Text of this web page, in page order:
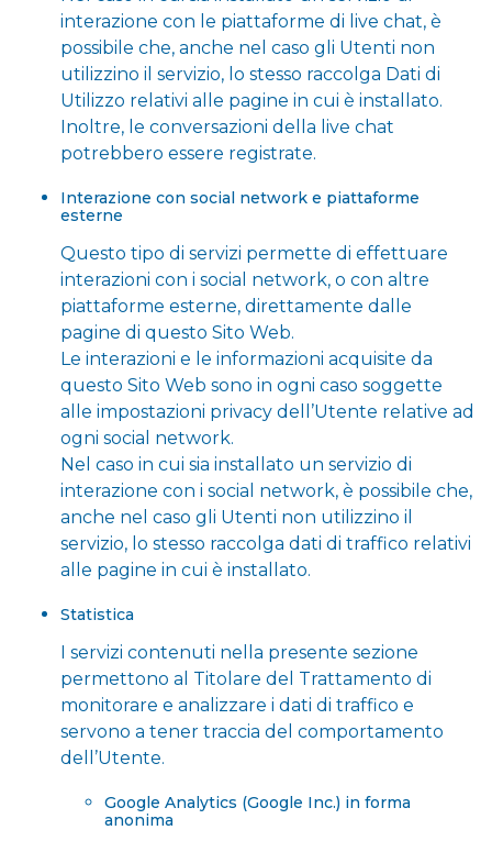
interazione con le piattaforme di live chat, è
possibile che, anche nel caso gli Utenti non
utilizzino il servizio, lo stesso raccolga Dati di
Utilizzo relativi alle pagine in cui è installato.
Inoltre, le conversazioni della live chat
potrebbero essere registrate.
Interazione con social network e piattaforme
esterne
Questo tipo di servizi permette di effettuare
interazioni con i social network, o con altre
piattaforme esterne, direttamente dalle
pagine di questo Sito Web.
Le interazioni e le informazioni acquisite da
questo Sito Web sono in ogni caso soggette
alle impostazioni privacy dell’Utente relative ad
ogni social network.
Nel caso in cui sia installato un servizio di
interazione con i social network, è possibile che,
anche nel caso gli Utenti non utilizzino il
servizio, lo stesso raccolga dati di traffico relativi
alle pagine in cui è installato.
Statistica
I servizi contenuti nella presente sezione
permettono al Titolare del Trattamento di
monitorare e analizzare i dati di traffico e
servono a tener traccia del comportamento
dell’Utente.
Google Analytics (Google Inc.) in forma
anonima